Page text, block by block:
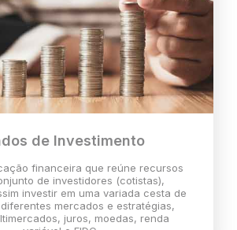
de Investimento
financeira que reúne recursos
de investidores (cotistas),
investir em uma variada cesta de
mercados e estratégias,
juros, moedas, renda